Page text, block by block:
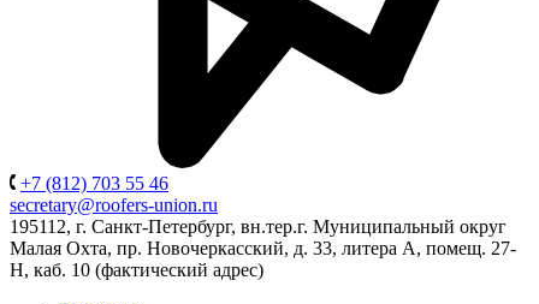
+7 (812) 703 55 46
secretary@roofers-union.ru
195112, г. Санкт-Петербург, вн.тер.г. Муниципальный округ
Малая Охта, пр. Новочеркасский, д. 33, литера А, помещ. 27-
Н, каб. 10 (фактический адрес)